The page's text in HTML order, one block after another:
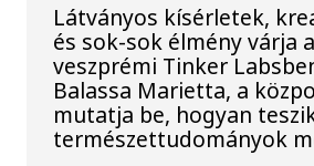
Látványos kísérletek,
és sok-sok élmény várja
veszprémi Tinker
Balassa Marietta, a
mutatja be, hogyan
természettudományok